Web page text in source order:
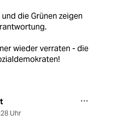
die Grünen zeigen
wieder verraten - die
Uhr